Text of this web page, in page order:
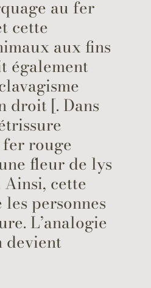
au fer
cette
aux fins
également
droit [. Dans
rouge
fleur de lys
Ainsi, cette
personnes
L’analogie
devient